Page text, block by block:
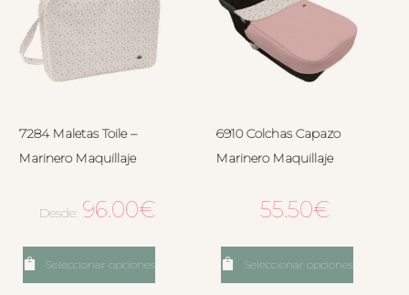
7284 Maletas Toile –
Marinero Maquillaje
Desde: 96.00€
Seleccionar opciones
6910 Colchas Capazo
Marinero Maquillaje
55.50€
Seleccionar opciones